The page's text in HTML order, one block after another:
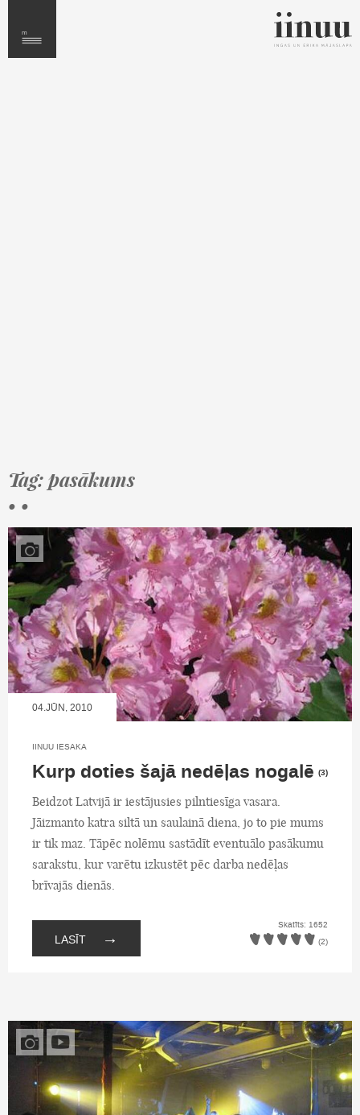
Tag: pasākums
• •
04.JŪN, 2010
IINUU IESAKA
Kurp doties šajā nedēļas nogalē (3)
Beidzot Latvijā ir iestājusies pilntiesīga vasara.
Jāizmanto katra siltā un saulainā diena, jo to pie mums
ir tik maz. Tāpēc nolēmu sastādīt eventuālo pasākumu
sarakstu, kur varētu izkustēt pēc darba nedēļas
brīvajās dienās.
LASĪT →
Skatīts: 1652
(2)